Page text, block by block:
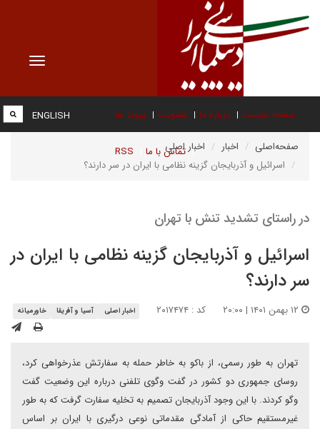
Toggle
صفحه نخست درباره ما عضویت پیوند ها
تماس با ما RSS
ENGLISH
صفحه‌اصلی اخبار
اخبار اصلی
اسرائیل و آذربایجان گزینه نظامی با ایران در سر دارند؟
در راستای تشدید تنش با تهران
اسرائیل و آذربایجان گزینه نظامی با ایران در
سر دارند؟
کد : ۲۰۱۷۴۷۴ اخبار اصلی آسیا و آفریقا خاورمیانه
تهران به طور رسمی، از باکو به خاطر حمله به سفارتش عذرخواهی کرد،
روسای جمهوری دو کشور در گفت وگوی تلفنی درباره این وضعیت گفت
وگو کردند. با این وجود آذربایجان تصمیم به تخلیه سفارت گرفت که به طور
غیرمستقیم حاکی از آمادگی مقدماتی نوعی درگیری با ایران بر اساس